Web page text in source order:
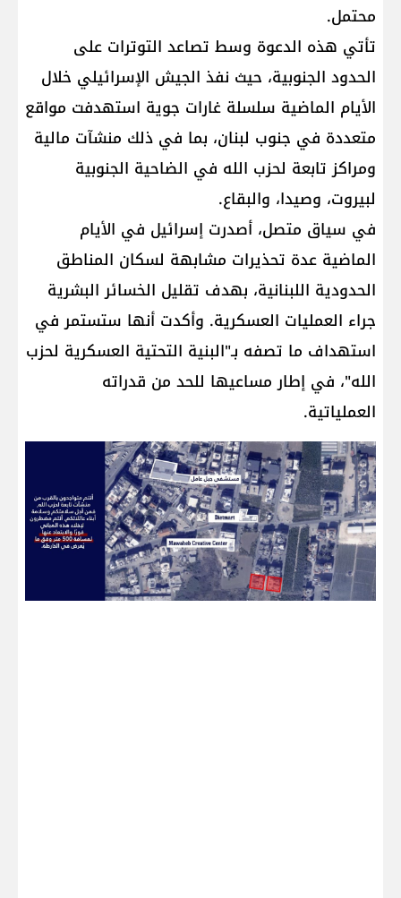
محتمل.
تأتي هذه الدعوة وسط تصاعد التوترات على
الحدود الجنوبية، حيث نفذ الجيش الإسرائيلي خلال
الأيام الماضية سلسلة غارات جوية استهدفت مواقع
متعددة في جنوب لبنان، بما في ذلك منشآت مالية
ومراكز تابعة لحزب الله في الضاحية الجنوبية
لبيروت، وصيدا، والبقاع.
في سياق متصل، أصدرت إسرائيل في الأيام
الماضية عدة تحذيرات مشابهة لسكان المناطق
الحدودية اللبنانية، بهدف تقليل الخسائر البشرية
جراء العمليات العسكرية. وأكدت أنها ستستمر في
استهداف ما تصفه بـ"البنية التحتية العسكرية لحزب
الله"، في إطار مساعيها للحد من قدراته
العملياتية.